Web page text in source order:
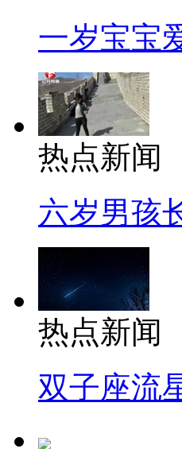
一岁宝宝
热点新闻
六岁男孩
热点新闻
双子座流